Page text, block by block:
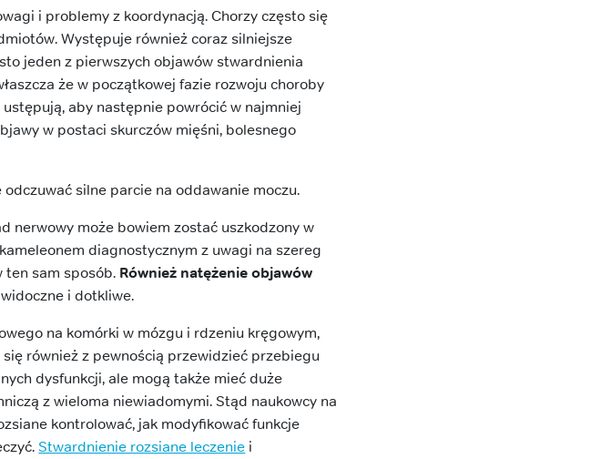
i problemy z koordynacją. Chorzy często się
Występuje również coraz silniejsze
jeden z pierwszych objawów stwardnienia
że w początkowej fazie rozwoju choroby
aby następnie powrócić w najmniej
w postaci skurczów mięśni, bolesnego
silne parcie na oddawanie moczu.
nerwowy może bowiem zostać uszkodzony w
diagnostycznym z uwagi na szereg
ten sam sposób. Również natężenie objawów
i dotkliwe.
na komórki w mózgu i rdzeniu kręgowym,
również z pewnością przewidzieć przebiegu
dysfunkcji, ale mogą także mieć duże
z wieloma niewiadomymi. Stąd naukowcy na
kontrolować, jak modyfikować funkcje
Stwardnienie rozsiane leczenie i